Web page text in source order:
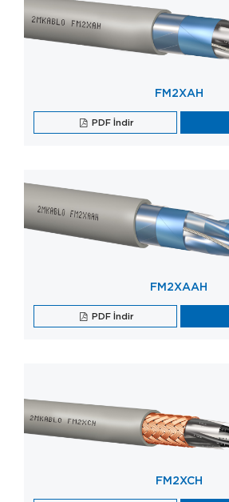
FM2XAH
PDF İndir
FM2XAAH
PDF İndir
FM2XCH